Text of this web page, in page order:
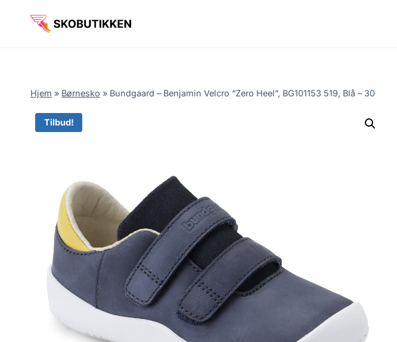
Hjem » Børnesko » Bundgaard – Benjamin Velcro “Zero Heel”, BG101153 519, Blå – 30
Tilbud!